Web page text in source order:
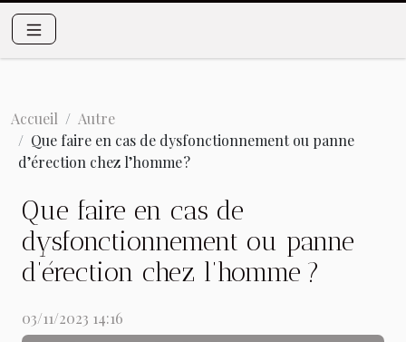
Accueil
Autre
Que faire en cas de dysfonctionnement ou panne
d’érection chez l’homme ?
Que faire en cas de
dysfonctionnement ou panne
d’érection chez l’homme ?
03/11/2023 14:16